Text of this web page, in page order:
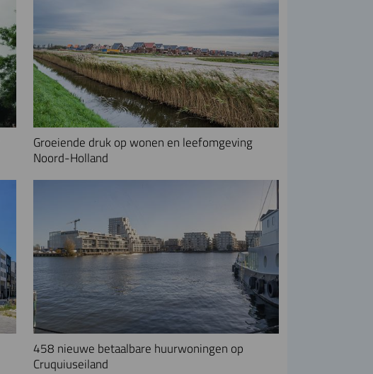
Groeiende druk op wonen en leefomgeving
Noord-Holland
458 nieuwe betaalbare huurwoningen op
Cruquiuseiland